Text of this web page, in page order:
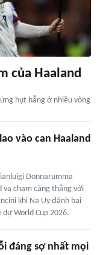
của Haaland
hụt hẫng ở nhiều vòng
vào can Haaland
Donnarumma
va chạm căng thẳng với
khi Na Uy đánh bại
World Cup 2026.
đáng sợ nhất mọi